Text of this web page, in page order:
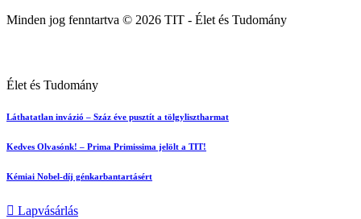
Minden jog fenntartva © 2026 TIT - Élet és Tudomány
Élet és Tudomány
Láthatatlan invázió – Száz éve pusztít a tölgylisztharmat
Kedves Olvasónk! – Prima Primissima jelölt a TIT!
Kémiai Nobel-díj génkarbantartásért
Lapvásárlás